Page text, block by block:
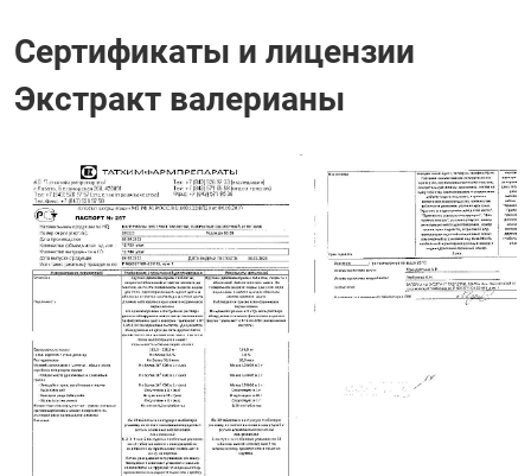
Сертификаты и лицензии
Экстракт валерианы